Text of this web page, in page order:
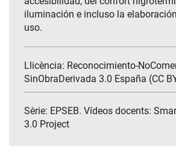
iluminación e incluso la
uso.
Llicència: Reconocimiento-
SinObraDerivada 3.0 España (CC
Sèrie: EPSEB. Vídeos docents:
3.0 Project